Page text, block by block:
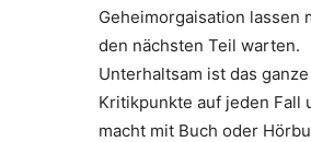
Geheimorgaisation lassen
den nächsten Teil warten.
Unterhaltsam ist das
Kritikpunkte auf jeden Fall
macht mit Buch oder